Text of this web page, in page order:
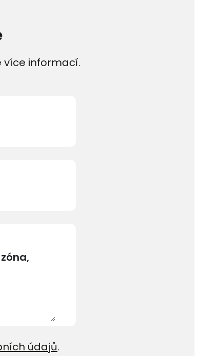
více informací.
údajů.